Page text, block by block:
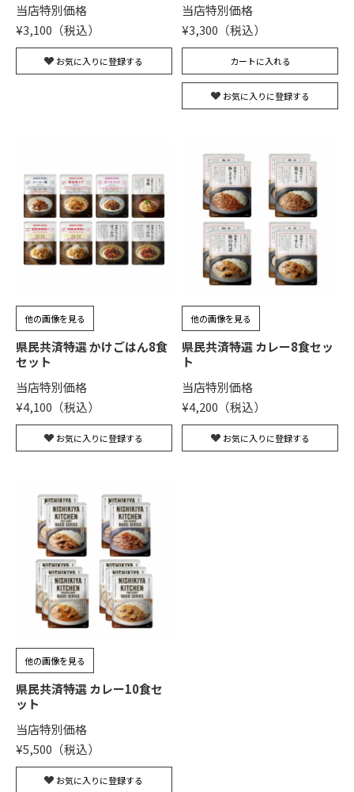
当店特別価格
¥3,100
お気に入りに登録する
当店特別価格
¥3,300
カートに入れる
お気に入りに登録する
他の画像を見る
県民共済特選 かけごはん8食
セット
当店特別価格
¥4,100
お気に入りに登録する
他の画像を見る
県民共済特選 カレー8食セッ
ト
当店特別価格
¥4,200
お気に入りに登録する
他の画像を見る
県民共済特選 カレー10食セ
ット
当店特別価格
¥5,500
お気に入りに登録する